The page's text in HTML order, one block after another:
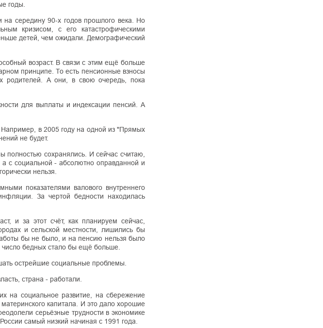
годы.
середину 90-х годов прошлого века. Но
кризисом, с его катастрофическими
детей, чем ожидали. Демографический
возраст. В связи с этим ещё больше
принципе. То есть пенсионные взносы
родителей. А они, в свою очередь, пока
для выплаты и индексации пенсий. А
в 2005 году на одной из "Прямых
не будет.
полностью сохранялись. И сейчас считаю,
с социальной - абсолютно оправданной и
нельзя.
показателями валового внутреннего
За чертой бедности находилась
и за этот счёт, как планируем сейчас,
и сельской местности, лишились бы
бы не было, и на пенсию нельзя было
бедных стало бы ещё больше.
острейшие социальные проблемы.
страна - работали.
на социальное развитие, на сбережение
капитала. И это дало хорошие
серьёзные трудности в экономике
самый низкий начиная с 1991 года.